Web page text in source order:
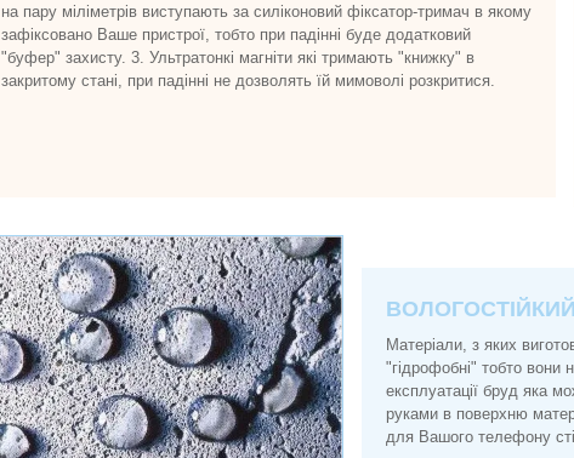
на пару міліметрів виступають за силіконовий фіксатор-тримач в якому
зафіксовано Ваше пристрої, тобто при падінні буде додатковий
"буфер" захисту. 3. Ультратонкі магніти які тримають "книжку" в
закритому стані, при падінні не дозволять їй мимоволі розкритися.
ВОЛОГОСТІЙКИЙ
Матеріали, з яких
"гідрофобні" тобто вони
експлуатації бруд яка
руками в поверхню
для Вашого телефону